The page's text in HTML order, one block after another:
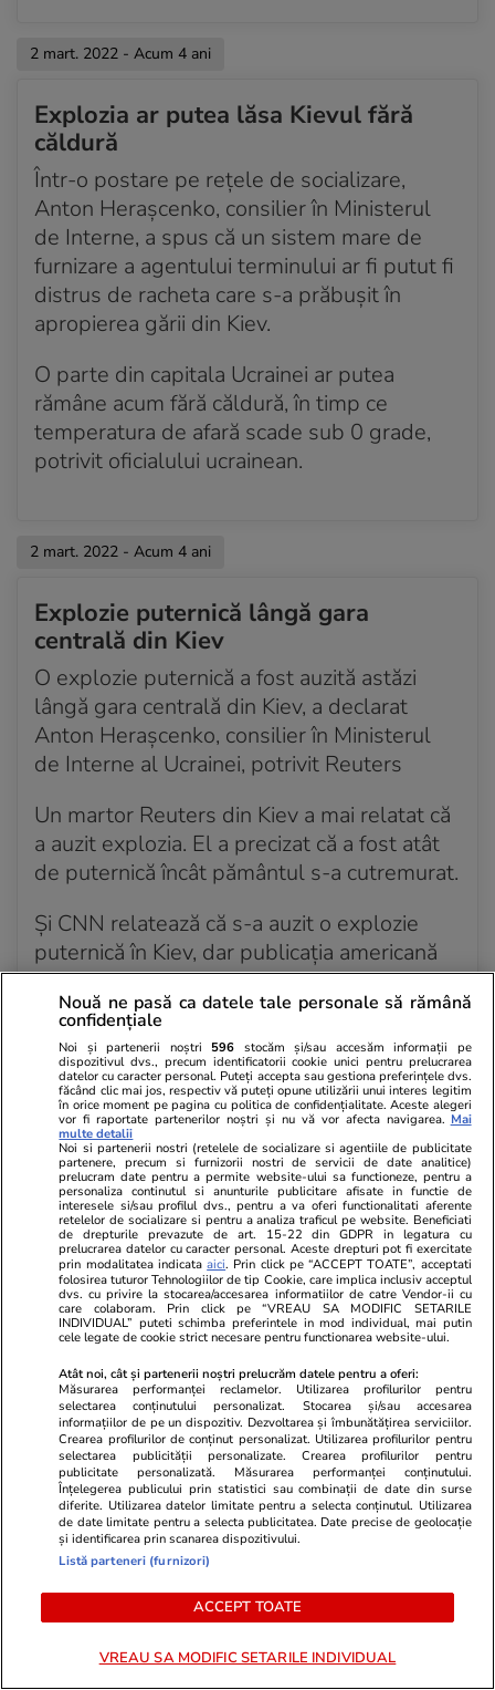
2 mart. 2022 - Acum 4 ani
Explozia ar putea lăsa Kievul fără
căldură
Într-o postare pe rețele de socializare,
Anton Herașcenko, consilier în Ministerul
de Interne, a spus că un sistem mare de
furnizare a agentului terminului ar fi putut fi
distrus de racheta care s-a prăbușit în
apropierea gării din Kiev.
O parte din capitala Ucrainei ar putea
rămâne acum fără căldură, în timp ce
temperatura de afară scade sub 0 grade,
potrivit oficialului ucrainean.
2 mart. 2022 - Acum 4 ani
Explozie puternică lângă gara
centrală din Kiev
O explozie puternică a fost auzită astăzi
lângă gara centrală din Kiev, a declarat
Anton Herașcenko, consilier în Ministerul
de Interne al Ucrainei, potrivit Reuters
Un martor Reuters din Kiev a mai relatat că
a auzit explozia. El a precizat că a fost atât
de puternică încât pământul s-a cutremurat.
Și CNN relatează că s-a auzit o explozie
puternică în Kiev, dar publicația americană
precizează că nu este cunoscut pentru
moment locația exactă a exploziei.
2 mart. 2022 - Acum 4 ani
Primar: Harkovul va rezista atacurilor
Igor Terekhov, primarul din Harkov, a
declarat pentru BBC că deși orașul din
estul Ucrainei este asediat, iar
bombardamentele rusești provoacă
pierderi grele populației civile, el nu va
cădea sub controlul forțelor invadatoare.
Edilul a precizat pentru BBC că lupte
intense au loc acum în toate părțile orașului,
iar situația este „foarte periculoasă”.
El spune că trupele ruse bombardează și
trag rachete de croazieră în zonele
rezidențiale „în mod constant” și adaugă că
a primit informații că forțele Moscovei au
detonat o așa-numită„bombă cu vid”în
Nouă ne pasă ca datele tale personale să rămână
confidențiale
Noi și partenerii noștri 596 stocăm și/sau accesăm informații pe
dispozitivul dvs., precum identificatorii cookie unici pentru prelucrarea
datelor cu caracter personal. Puteți accepta sau gestiona preferințele dvs.
făcând clic mai jos, respectiv vă puteți opune utilizării unui interes legitim
în orice moment pe pagina cu politica de confidențialitate. Aceste alegeri
vor fi raportate partenerilor noștri și nu vă vor afecta navigarea. Mai
multe detalii
Noi si partenerii nostri (retelele de socializare si agentiile de publicitate
partenere, precum si furnizorii nostri de servicii de date analitice)
prelucram date pentru a permite website-ului sa functioneze, pentru a
personaliza continutul si anunturile publicitare afisate in functie de
interesele si/sau profilul dvs., pentru a va oferi functionalitati aferente
retelelor de socializare si pentru a analiza traficul pe website. Beneficiati
de drepturile prevazute de art. 15-22 din GDPR in legatura cu
prelucrarea datelor cu caracter personal. Aceste drepturi pot fi exercitate
prin modalitatea indicataaici. Prin click pe “ACCEPT TOATE”, acceptati
folosirea tuturor Tehnologiilor de tip Cookie, care implica inclusiv acceptul
dvs. cu privire la stocarea/accesarea informatiilor de catre Vendor-ii cu
care colaboram. Prin click pe “VREAU SA MODIFIC SETARILE
INDIVIDUAL” puteti schimba preferintele in mod individual, mai putin
cele legate de cookie strict necesare pentru functionarea website-ului.
Atât noi, cât și partenerii noștri prelucrăm datele pentru a oferi:
Măsurarea performanței reclamelor. Utilizarea profilurilor pentru
selectarea conținutului personalizat. Stocarea și/sau accesarea
informațiilor de pe un dispozitiv. Dezvoltarea și îmbunătățirea serviciilor.
Crearea profilurilor de conținut personalizat. Utilizarea profilurilor pentru
selectarea publicității personalizate. Crearea profilurilor pentru
publicitate personalizată. Măsurarea performanței conținutului.
Înțelegerea publicului prin statistici sau combinații de date din surse
diferite. Utilizarea datelor limitate pentru a selecta conținutul. Utilizarea
de date limitate pentru a selecta publicitatea. Date precise de geolocație
și identificarea prin scanarea dispozitivului.
Listă parteneri (furnizori)
ACCEPT TOATE
VREAU SA MODIFIC SETARILE INDIVIDUAL